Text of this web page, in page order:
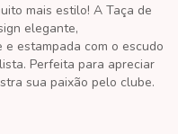
mais estilo! A Taça de
elegante,
estampada com o escudo
Perfeita para apreciar
sua paixão pelo clube.